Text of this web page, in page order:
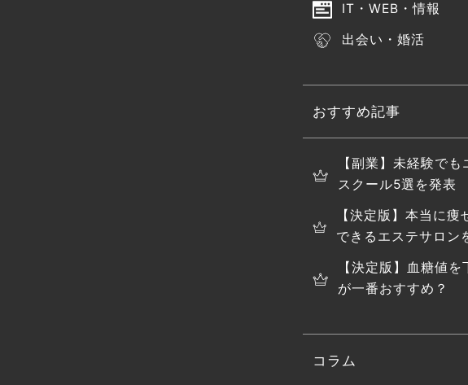
IT・WEB・情報
出会い・婚活
おすすめ記事
【副業】未経験で
スクール5選を発表
【決定版】本当に
できるエステサロン
【決定版】血糖値
が一番おすすめ？
コラム